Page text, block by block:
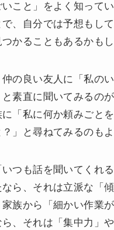
こと」をよく知って
で、自分では予想もし
かることもあるかもし
の良い友人に「私の
素直に聞いてみるの
「私に何か頼みごと
」と尋ねてみるのもよ
つも話を聞いてくれる
なら、それは立派な「
族から「細かい作業
、それは「集中力」